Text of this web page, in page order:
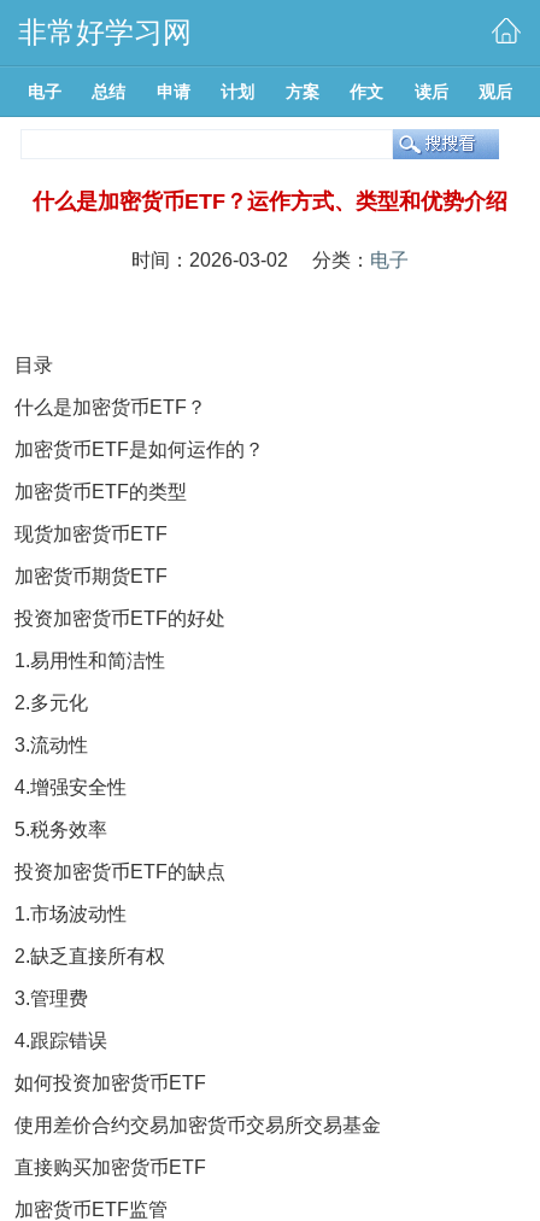
非常好学习网
电子 总结 申请 计划 方案 作文 读后 观后
什么是加密货币ETF？运作方式、类型和优势介绍
时间：2026-03-02 分类： 电子
目录
什么是加密货币ETF？
加密货币ETF是如何运作的？
加密货币ETF的类型
现货加密货币ETF
加密货币期货ETF
投资加密货币ETF的好处
1.易用性和简洁性
2.多元化
3.流动性
4.增强安全性
5.税务效率
投资加密货币ETF的缺点
1.市场波动性
2.缺乏直接所有权
3.管理费
4.跟踪错误
如何投资加密货币ETF
使用差价合约交易加密货币交易所交易基金
直接购买加密货币ETF
加密货币ETF监管